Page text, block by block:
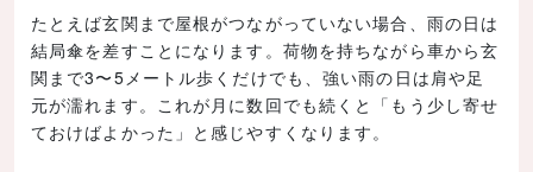
たとえば玄関まで屋根がつながっていない場合、雨の日は
結局傘を差すことになります。荷物を持ちながら車から玄
関まで3〜5メートル歩くだけでも、強い雨の日は肩や足
元が濡れます。これが月に数回でも続くと「もう少し寄せ
ておけばよかった」と感じやすくなります。